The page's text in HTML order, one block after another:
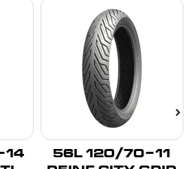
120/70-11 56L